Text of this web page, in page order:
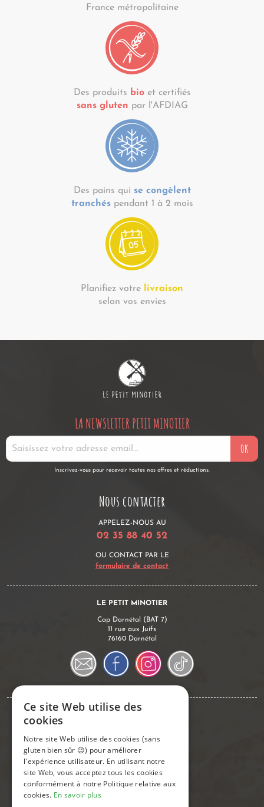
France métropolitaine
Des produits bioet certifiés
sans gluten par l'AFDIAG
Des pains qui se congèlent
tranchéspendant 1 à 2 mois
Planifiez votre
livraison
selon vos envies
LA NEWSLETTER PETIT MINOTIER
OK
Inscrivez-vous pour recevoir toutes nos offres et réductions.
Nous contacter
APPELEZ-NOUS AU
02 35 88 40 52
OU CONTACT PAR LE
formulaire de contact
LE PETIT MINOTIER
Cap Darnétal (BAT 7)
11 rue aux Juifs
76160 Darnétal
Commander sur notre site
Remboursement Sécurité Sociale
Le sans gluten
Ce site Web utilise des
cookies
Notre site Web utilise des cookies (sans
gluten bien sûr 😉) pour améliorer
l'expérience utilisateur. En utilisant notre
site Web, vous acceptez tous les cookies
conformément à notre Politique relative aux
cookies. En savoir plus